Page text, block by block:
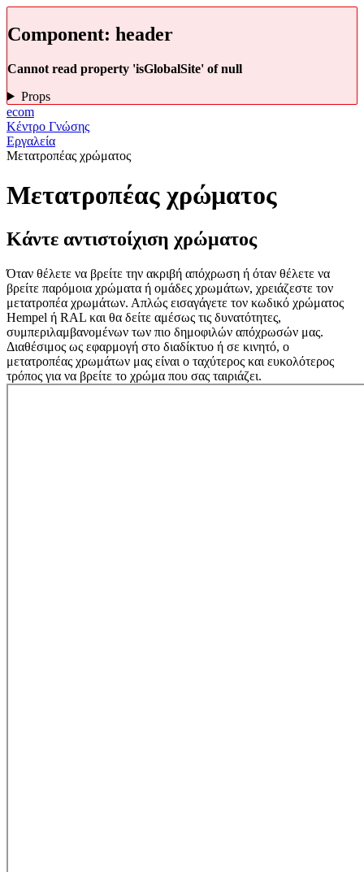
Component: header
Cannot read property 'isGlobalSite' of null
Props
ecom
Κέντρο Γνώσης
Εργαλεία
Μετατροπέας χρώματος
Μετατροπέας χρώματος
Κάντε αντιστοίχιση χρώματος
Όταν θέλετε να βρείτε την ακριβή απόχρωση ή όταν θέλετε να
βρείτε παρόμοια χρώματα ή ομάδες χρωμάτων, χρειάζεστε τον
μετατροπέα χρωμάτων. Απλώς εισαγάγετε τον κωδικό χρώματος
Hempel ή RAL και θα δείτε αμέσως τις δυνατότητες,
συμπεριλαμβανομένων των πιο δημοφιλών απόχρωσών μας.
Διαθέσιμος ως εφαρμογή στο διαδίκτυο ή σε κινητό, ο
μετατροπέας χρωμάτων μας είναι ο ταχύτερος και ευκολότερος
τρόπος για να βρείτε το χρώμα που σας ταιριάζει.